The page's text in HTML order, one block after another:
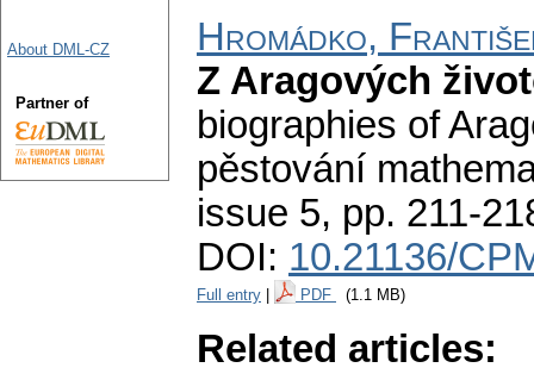
Hromádko,
Z Aragových
biographies of
pěstování
issue 5, pp. 211-
DOI: 10.21136/
Full entry PDF (1.1 MB)
Related articles:
About DML-CZ
Partner of